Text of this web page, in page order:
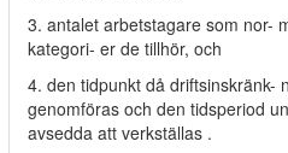
3. antalet arbetstagare som nor-
kategori- er de tillhör, och
4. den tidpunkt då driftsinskränk-
genomföras och den tidsperiod
avsedda att verkställas .